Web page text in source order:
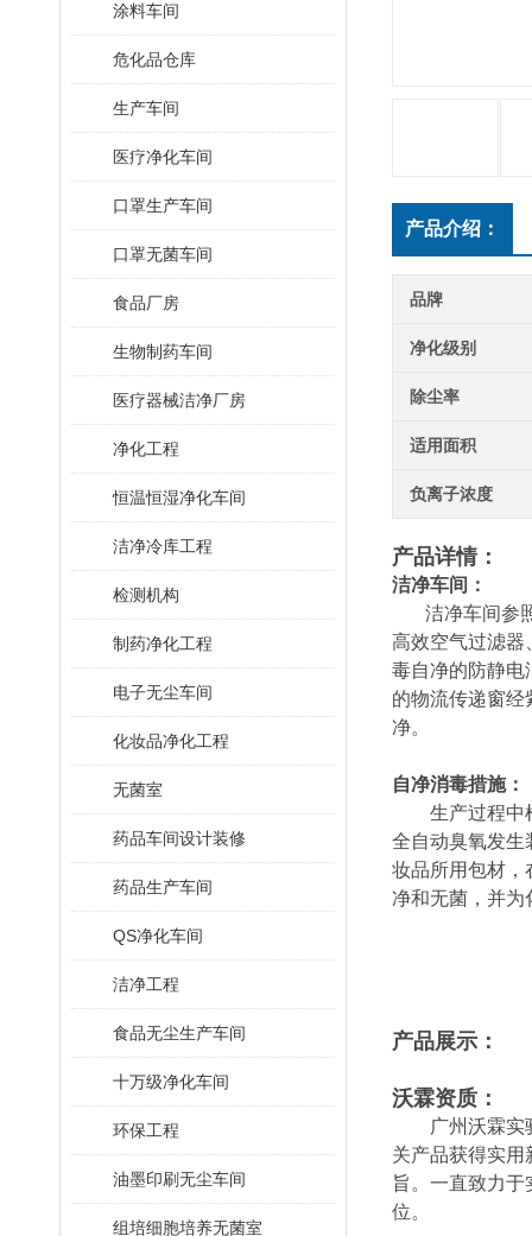
涂料车间
危化品仓库
生产车间
医疗净化车间
口罩生产车间
口罩无菌车间
食品厂房
生物制药车间
医疗器械洁净厂房
净化工程
恒温恒湿净化车间
洁净冷库工程
检测机构
制药净化工程
电子无尘车间
化妆品净化工程
无菌室
药品车间设计装修
药品生产车间
QS净化车间
洁净工程
食品无尘生产车间
十万级净化车间
环保工程
油墨印刷无尘车间
组培细胞培养无菌室
产品介绍：
品牌
净化级别
除尘率
适用面积
负离子浓度
产品详情：
洁净车间：
洁净车间参照
高效空气过滤器
毒自净的防静电
的物流传递窗
净。
自净消毒措施：
生产过程中根
全自动臭氧发生
妆品所用包材，
净和无菌，并为
产品展示：
沃霖资质：
广州沃霖实验
关产品获得实用
旨。一直致力
位。